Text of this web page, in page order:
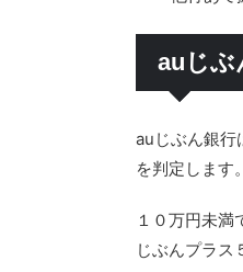
auじ
auじぶん銀行
を判定します。
１０万円未
じぶんプラス